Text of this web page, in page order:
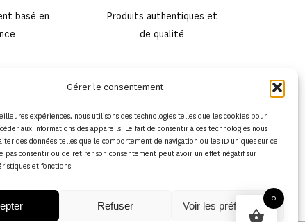
Gérer le consentement
expériences, nous utilisons des technologies telles que les cookies pour
aux informations des appareils. Le fait de consentir à ces technologies nous
des données telles que le comportement de navigation ou les ID uniques sur ce
pas consentir ou de retirer son consentement peut avoir un effet négatif sur
et fonctions.
Refuser Voir les préférences
basé en
Produits authentiques et
de qualité
0